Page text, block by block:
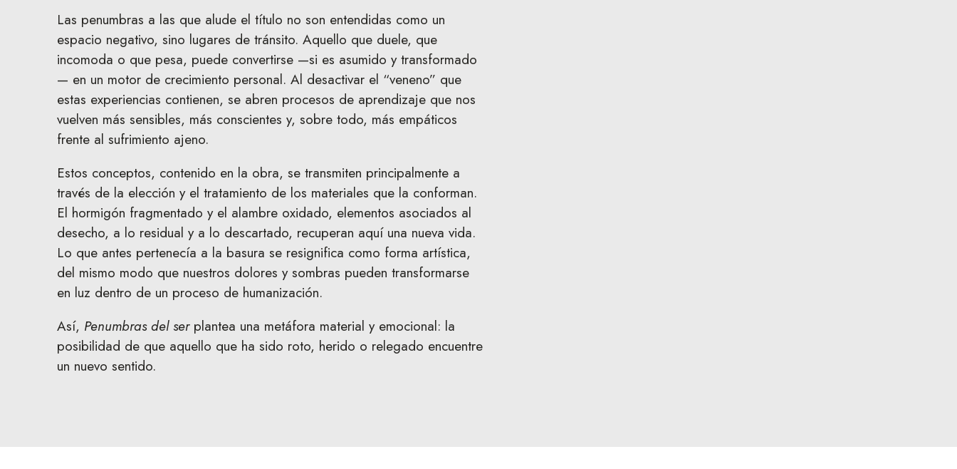
Las penumbras a las que alude el título no son entendidas como un
espacio negativo, sino lugares de tránsito. Aquello que duele, que
incomoda o que pesa, puede convertirse —si es asumido y transformado
— en un motor de crecimiento personal. Al desactivar el “veneno” que
estas experiencias contienen, se abren procesos de aprendizaje que nos
vuelven más sensibles, más conscientes y, sobre todo, más empáticos
frente al sufrimiento ajeno.
Estos conceptos, contenido en la obra, se transmiten principalmente a
través de la elección y el tratamiento de los materiales que la conforman.
El hormigón fragmentado y el alambre oxidado, elementos asociados al
desecho, a lo residual y a lo descartado, recuperan aquí una nueva vida.
Lo que antes pertenecía a la basura se resignifica como forma artística,
del mismo modo que nuestros dolores y sombras pueden transformarse
en luz dentro de un proceso de humanización.
Así, Penumbras del serplantea una metáfora material y emocional: la
posibilidad de que aquello que ha sido roto, herido o relegado encuentre
un nuevo sentido.